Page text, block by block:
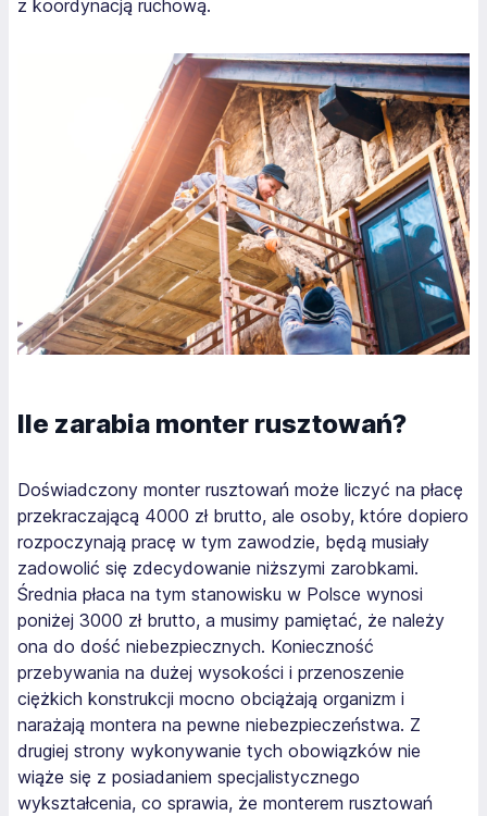
z koordynacją ruchową.
Ile zarabia monter rusztowań?
Doświadczony monter rusztowań może liczyć na płacę
przekraczającą 4000 zł brutto, ale osoby, które dopiero
rozpoczynają pracę w tym zawodzie, będą musiały
zadowolić się zdecydowanie niższymi zarobkami.
Średnia płaca na tym stanowisku w Polsce wynosi
poniżej 3000 zł brutto, a musimy pamiętać, że należy
ona do dość niebezpiecznych. Konieczność
przebywania na dużej wysokości i przenoszenie
ciężkich konstrukcji mocno obciążają organizm i
narażają montera na pewne niebezpieczeństwa. Z
drugiej strony wykonywanie tych obowiązków nie
wiąże się z posiadaniem specjalistycznego
wykształcenia, co sprawia, że monterem rusztowań